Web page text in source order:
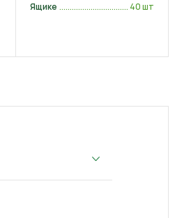
Ящике 40 шт